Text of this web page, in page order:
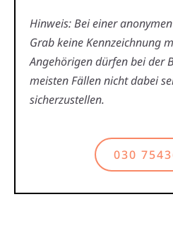
Hinweis: Bei einer
Grab keine Kennzeichnung
Angehörigen dürfen bei der
meisten Fällen nicht dabei
sicherzustellen.
030